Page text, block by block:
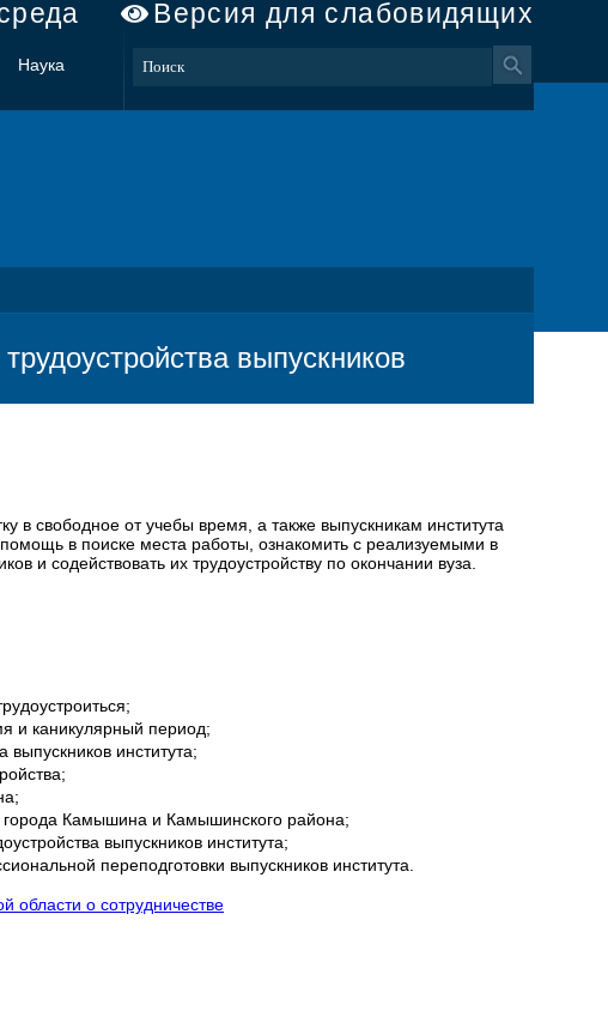
Версия для слабовидящих
Наука
выпускников
в свободное от учебы время, а также выпускникам института
помощь в поиске места работы, ознакомить с реализуемыми в
и содействовать их трудоустройству по окончании вуза.
и каникулярный период;
выпускников института;
города Камышина и Камышинского района;
выпускников института;
переподготовки выпускников института.
области о сотрудничестве